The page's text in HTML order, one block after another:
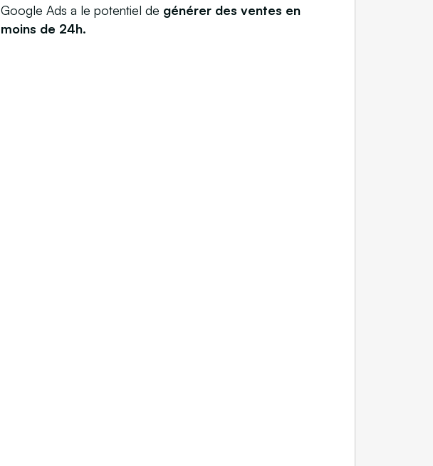
Google Ads a le potentiel de générer des ventes en
moins de 24h.